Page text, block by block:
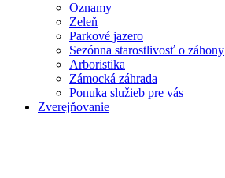
Oznamy
Zeleň
Parkové jazero
Sezónna starostlivosť o záhony
Arboristika
Zámocká záhrada
Ponuka služieb pre vás
Zverejňovanie